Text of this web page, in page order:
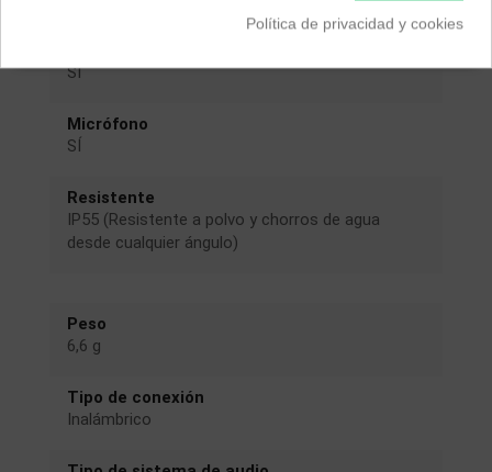
SÍ
Micrófono
SÍ
Resistente
IP55 (Resistente a polvo y chorros de agua
desde cualquier ángulo)
Peso
6,6 g
Tipo de conexión
Inalámbrico
Política de privacidad y cookies